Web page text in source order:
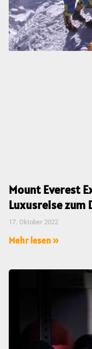
Mount Everest
Luxusreise zum
17. Oktober 2022
Mehr lesen »